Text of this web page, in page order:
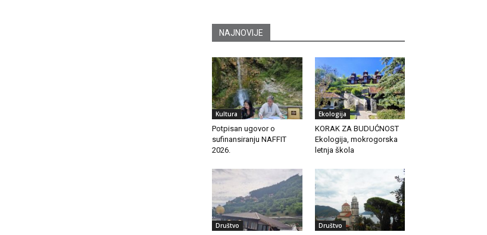
NAJNOVIJE
Kultura
Potpisan ugovor o
sufinansiranju NAFFIT
2026.
Ekologija
KORAK ZA BUDUĆNOST
Ekologija, mokrogorska
letnja škola
Društvo Društvo